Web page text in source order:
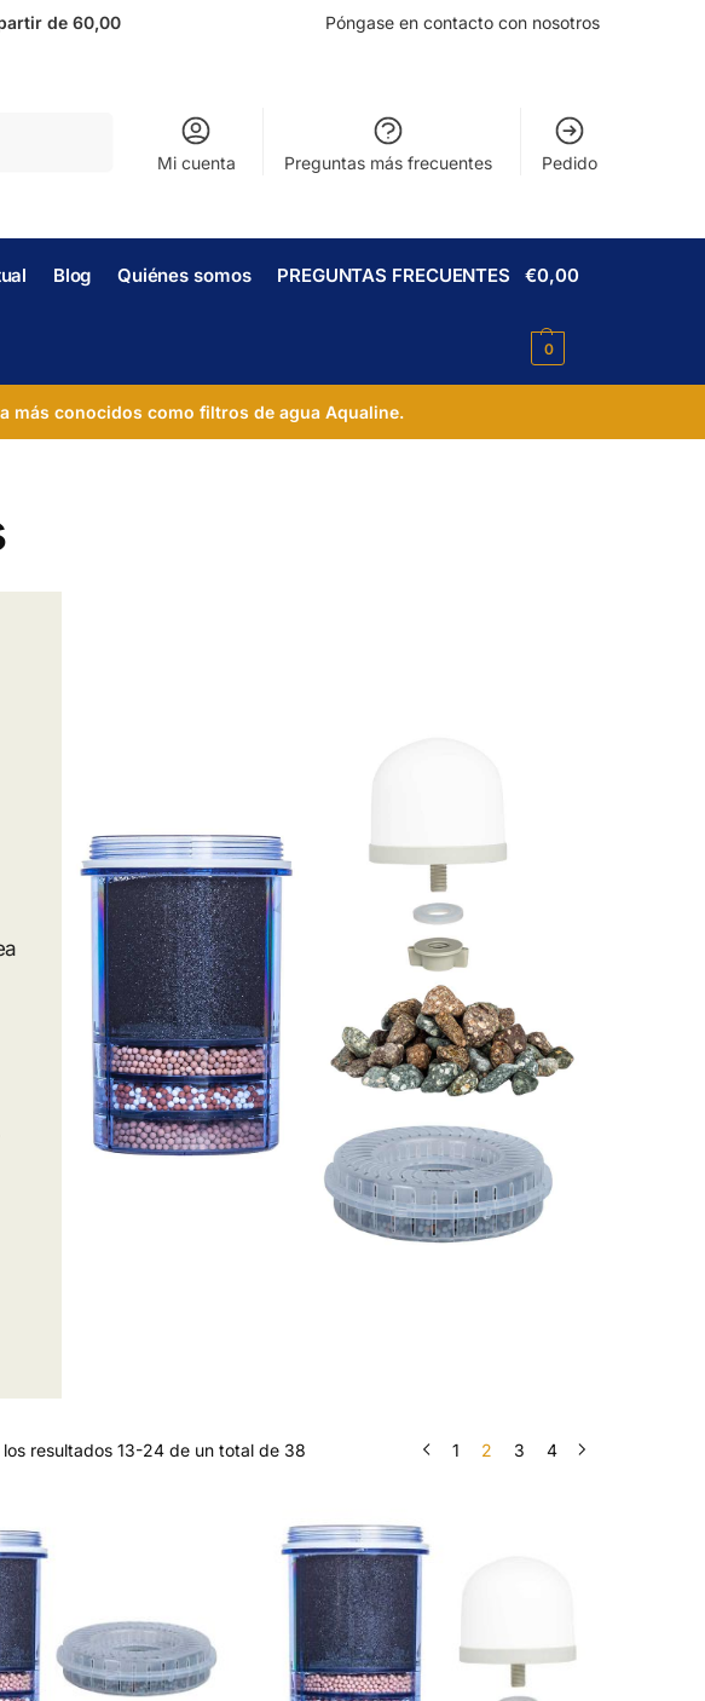
de 60,00 Póngase en contacto con nosotros
Mi cuenta Preguntas más frecuentes Pedido
Blog Quiénes somos PREGUNTAS FRECUENTES €0,00
0
más conocidos como filtros de agua Aqualine.
los resultados 13-24 de un total de 38 1 2 3 4